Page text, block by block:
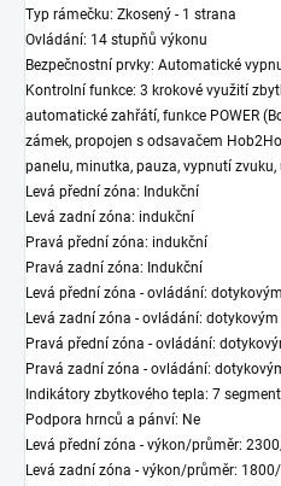
Typ rámečku: Zkosený - 1 strana
Ovládání: 14 stupňů výkonu
Bezpečnostní prvky: Automatické
Kontrolní funkce: 3 krokové využití
automatické zahřátí, funkce POWER
zámek, propojen s odsavačem
panelu, minutka, pauza, vypnutí zvuku,
Levá přední zóna: Indukční
Levá zadní zóna: indukční
Pravá přední zóna: indukční
Pravá zadní zóna: Indukční
Levá přední zóna - ovládání:
Levá zadní zóna - ovládání: dotykovým
Pravá přední zóna - ovládání:
Pravá zadní zóna - ovládání:
Indikátory zbytkového tepla: 7
Podpora hrnců a pánví: Ne
Levá přední zóna - výkon/průměr:
Levá zadní zóna - výkon/průměr: